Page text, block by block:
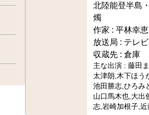
北陸能登半島
燭
作家 : 平林幸恵
放送局 : テレ
収蔵先 : 倉庫
主な出演 : 藤田
太津朗,木下ほう
池田勝志,ひろみ
山口馬木也,大出
志,岩崎加根子,